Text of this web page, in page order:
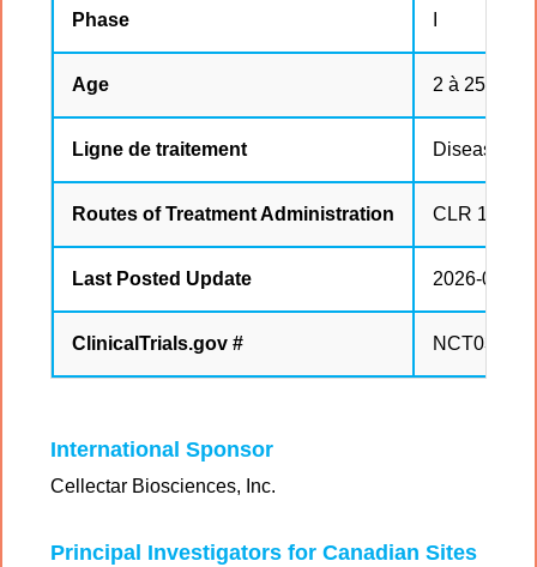
Phase
Age 2 à 25 ans
Ligne de traitement Disease
Routes of Treatment Administration CLR 131
Last Posted Update 2026-06-19
ClinicalTrials.gov #
International Sponsor
Cellectar Biosciences, Inc.
Principal Investigators for Canadian Sites